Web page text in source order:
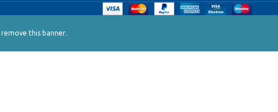
remove this banner.